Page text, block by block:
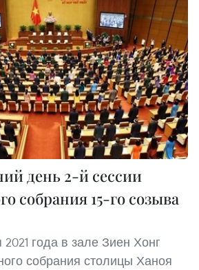
день 2-й сессии
собрания 15-го созыва
года в зале Зиен Хонг
собрания столицы Ханоя